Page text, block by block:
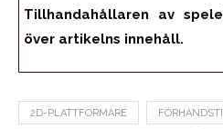
Tillhandahållaren av
över artikelns innehåll.
2D-PLATTFORMARE